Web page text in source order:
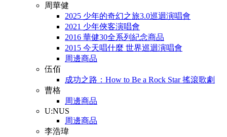
周華健
2025 少年的奇幻之旅3.0巡迴演唱會
2021 少年俠客演唱會
2016 華健30全系列紀念商品
2015 今天唱什麼 世界巡迴演唱會
周邊商品
伍佰
成功之路：How to Be a Rock Star 搖滾歌劇
曹格
周邊商品
U:NUS
周邊商品
李浩瑋